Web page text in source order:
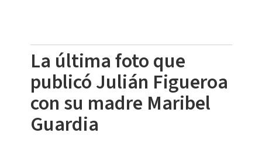
La última foto que
publicó Julián Figueroa
con su madre Maribel
Guardia